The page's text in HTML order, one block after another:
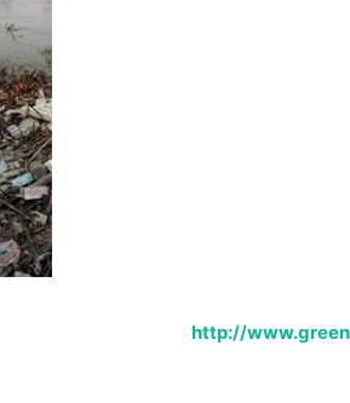
http://